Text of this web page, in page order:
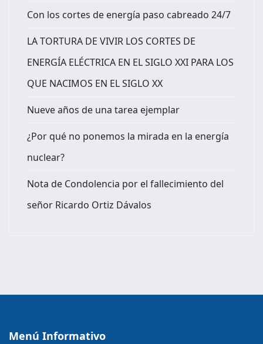
Con los cortes de energía paso cabreado 24/7
LA TORTURA DE VIVIR LOS CORTES DE
ENERGÍA ELÉCTRICA EN EL SIGLO XXI PARA LOS
QUE NACIMOS EN EL SIGLO XX
Nueve años de una tarea ejemplar
¿Por qué no ponemos la mirada en la energía
nuclear?
Nota de Condolencia por el fallecimiento del
señor Ricardo Ortiz Dávalos
Menú Informativo